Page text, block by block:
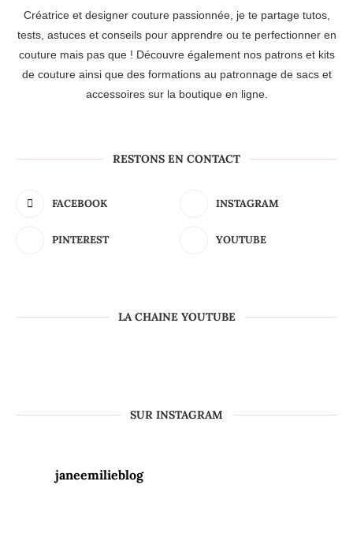
Créatrice et designer couture passionnée, je te partage tutos,
tests, astuces et conseils pour apprendre ou te perfectionner en
couture mais pas que ! Découvre également nos patrons et kits
de couture ainsi que des formations au patronnage de sacs et
accessoires sur la boutique en ligne.
RESTONS EN CONTACT
FACEBOOK INSTAGRAM
PINTEREST YOUTUBE
LA CHAINE YOUTUBE
SUR INSTAGRAM
janeemilieblog